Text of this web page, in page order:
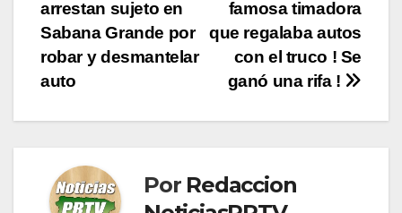
entradas
famosa timadora
que regalaba autos
con el truco ! Se
ganó una rifa !
arrestan sujeto en
Sabana Grande por
robar y desmantelar
auto
Por Redaccion